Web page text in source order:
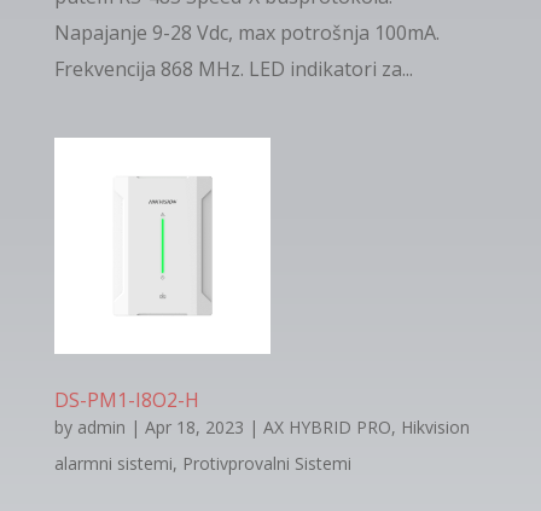
Napajanje 9-28 Vdc, max potrošnja 100mA.
Frekvencija 868 MHz. LED indikatori za...
DS-PM1-I8O2-H
by admin | Apr 18, 2023 | AX HYBRID PRO, Hikvision
alarmni sistemi, Protivprovalni Sistemi